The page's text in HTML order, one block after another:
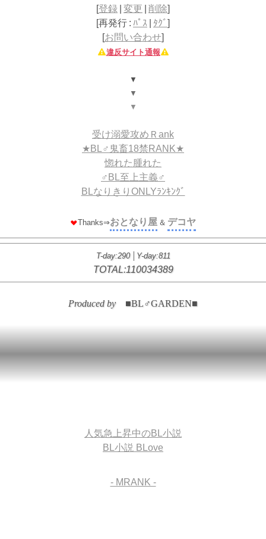
[登録 変更 削除]
[再発行 : ﾊﾟｽ ﾀｸﾞ]
[お問い合わせ]
違反サイト通報
▼
▼
▼
受け溺愛攻めＲank
★BL♂鬼畜18禁RANK★
惚れた腫れた
♂BL至上主義♂
BLなりきりONLYﾗﾝｷﾝｸﾞ
Thanks⇒おとなり屋 ＆ デコヤ
T-day:290│ Y-day:811
TOTAL:110034389
Produced by■BL♂GARDEN■
人気急上昇中のBL小説
BL小説 BLove
- MRANK -